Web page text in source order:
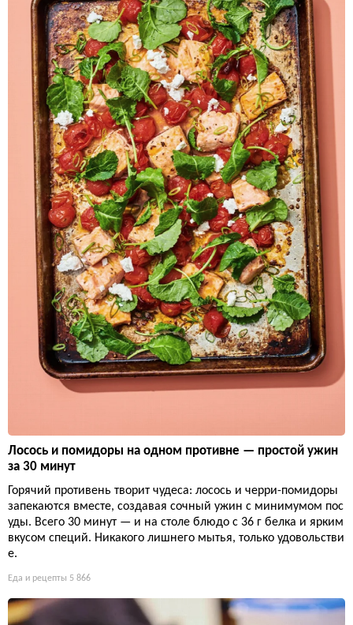
Лосось и помидоры на одном противне — простой ужин
за 30 минут
Горячий противень творит чудеса: лосось и черри-помидоры
запекаются вместе, создавая сочный ужин с минимумом пос
уды. Всего 30 минут — и на столе блюдо с 36 г белка и ярким
вкусом специй. Никакого лишнего мытья, только удовольстви
е.
Еда и рецепты 5 866